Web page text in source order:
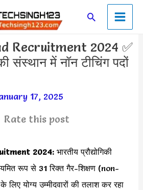
SearchMain
Menu
Recruitment 2024 ✅
संस्थान में नॉन टीचिंग पदों
17, 2025
Rate this post
2024: भारतीय प्रौद्योगिकी
रूप से 31 रिक्त गैर-शिक्षण (non-
लिए योग्य उम्मीदवारों की तलाश कर रहा